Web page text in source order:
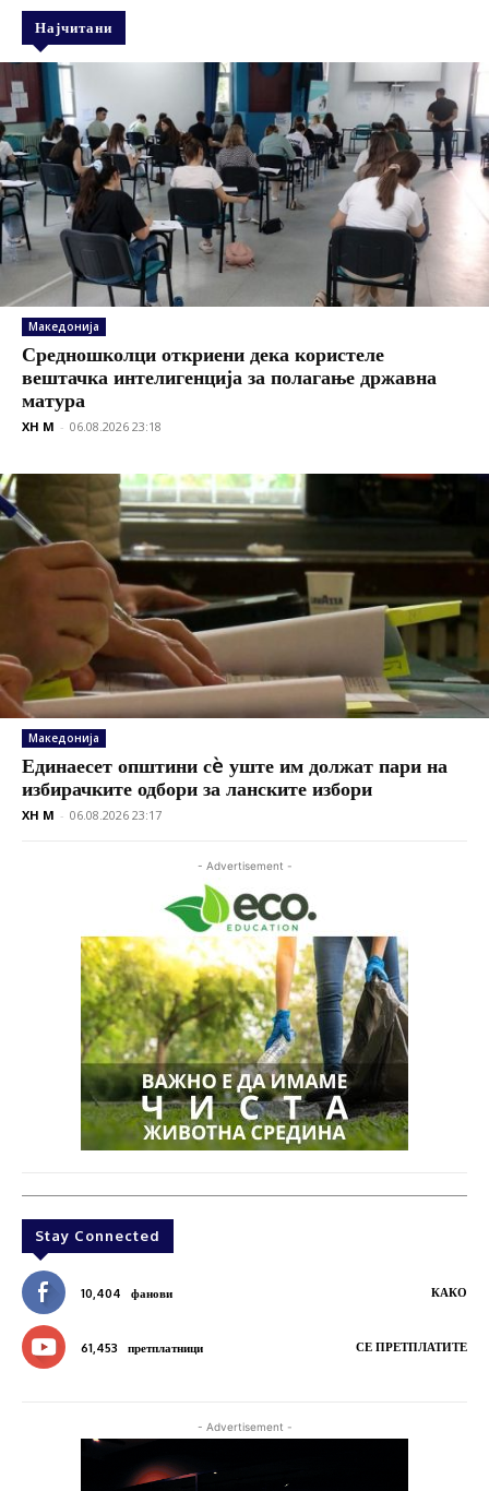
Најчитани
Македонија
Средношколци откриени дека користеле
вештачка интелигенција за полагање државна
матура
XH M - 06.08.2026 23:18
Македонија
Единаесет општини сè уште им должат пари на
избирачките одбори за ланските избори
XH M - 06.08.2026 23:17
- Advertisement -
Stay Connected
10,404 фанови КАКО
61,453 претплатници СЕ ПРЕТПЛАТИТЕ
- Advertisement -